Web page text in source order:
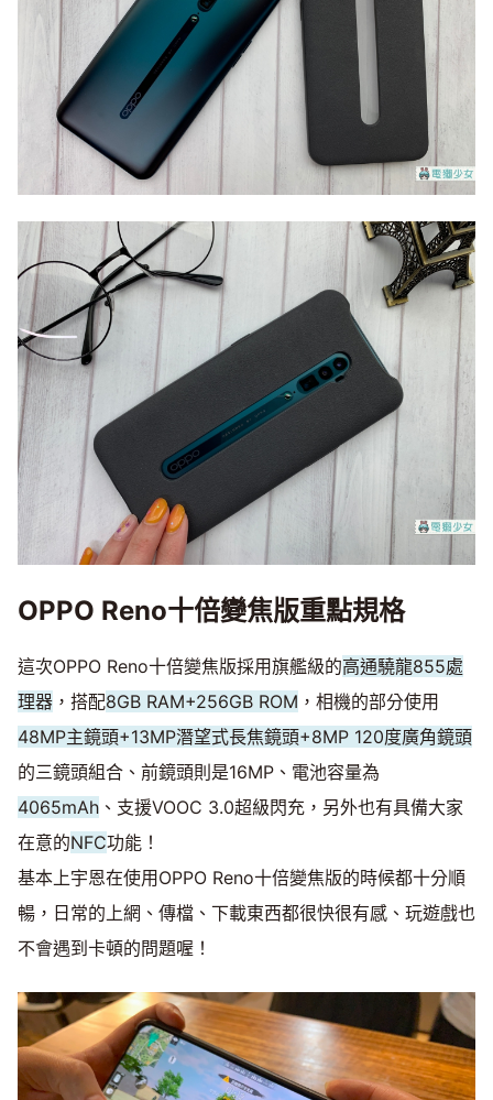
OPPO Reno十倍變焦版重點規格
這次OPPO Reno十倍變焦版採用旗艦級的高通驍龍855處
理器 ，搭配8GB RAM+256GB ROM ，相機的部分使用
48MP主鏡頭+13MP潛望式長焦鏡頭+8MP 120度廣角鏡頭
的三鏡頭組合、前鏡頭則是16MP、電池容量為
4065mAh 、支援VOOC 3.0超級閃充，另外也有具備大家
在意的NFC功能！
基本上宇恩在使用OPPO Reno十倍變焦版的時候都十分順
暢，日常的上網、傳檔、下載東西都很快很有感、玩遊戲也
不會遇到卡頓的問題喔！